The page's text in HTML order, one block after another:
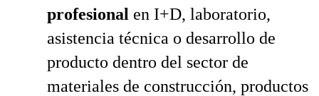
profesional en I+D, laboratorio,
asistencia técnica o desarrollo de
producto dentro del sector de
materiales de construcción, productos